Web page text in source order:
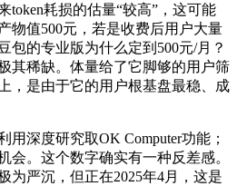
token耗损的估量“较高”，这可能
物值500元，若是收费后用户大量
包的专业版为什么定到500元/月？
其稀缺。体量给了它脚够的用户筛
，是由于它的用户根基盘最稳、成
深度研究取OK Computer功能；
会。这个数字确实有一种反差感。
为严沉，但正在2025年4月，这是